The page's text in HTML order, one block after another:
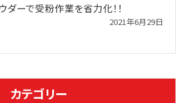
ダーで受粉作業を省力化！！
2021年6月29日
カテゴリー